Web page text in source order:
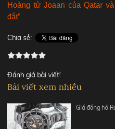
Hoàng tử Joaan của Qatar
đắt”
Chia sẻ:
Đánh giá bài viết!
Bài viết xem nhiều
Giá đồng hồ